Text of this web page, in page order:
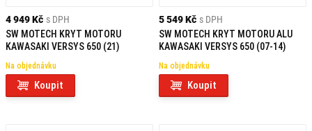
4 949 Kč s DPH
SW MOTECH KRYT MOTORU
KAWASAKI VERSYS 650 (21)
Na objednávku
Koupit
5 549 Kč s DPH
SW MOTECH KRYT MOTORU ALU
KAWASAKI VERSYS 650 (07-14)
Na objednávku
Koupit